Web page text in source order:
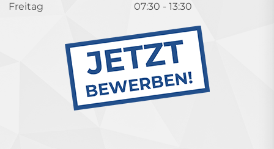
Freitag
07:30 - 13:30